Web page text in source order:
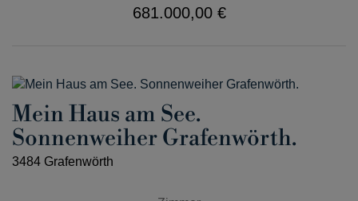
681.000,00 €
Mein Haus am See.
Sonnenweiher Grafenwörth.
3484 Grafenwörth